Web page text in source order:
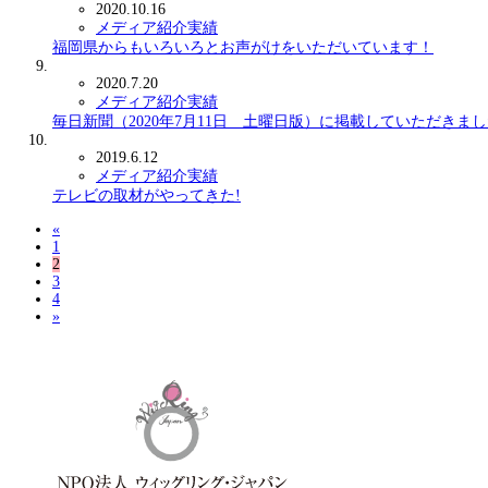
2020.10.16
メディア紹介実績
福岡県からもいろいろとお声がけをいただいています！
2020.7.20
メディア紹介実績
毎日新聞（2020年7月11日 土曜日版）に掲載していただきま
2019.6.12
メディア紹介実績
テレビの取材がやってきた!
«
1
2
3
4
»